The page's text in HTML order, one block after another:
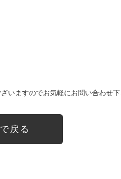
いますのでお気軽にお問い合わせ下
戻る